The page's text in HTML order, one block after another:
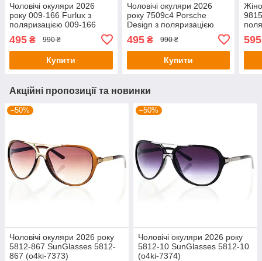
Чоловічі окуляри 2026
року 009-166 Furlux з
поляризацією 009-166
495 ₴ 990 ₴
Купити
Чоловічі окуляри 2026
року 7509c4 Porsche
Design з поляризацією
495₴ 990 ₴
Купити
595
Акційні пропозиції та новинки
–50%
Чоловічі окуляри 2026 року
5812-867 SunGlasses 5812-
867 (o4ki-7373)
–50%
Чоловічі окуляри 2026 року
5812-10 SunGlasses 5812-10
(o4ki-7374)